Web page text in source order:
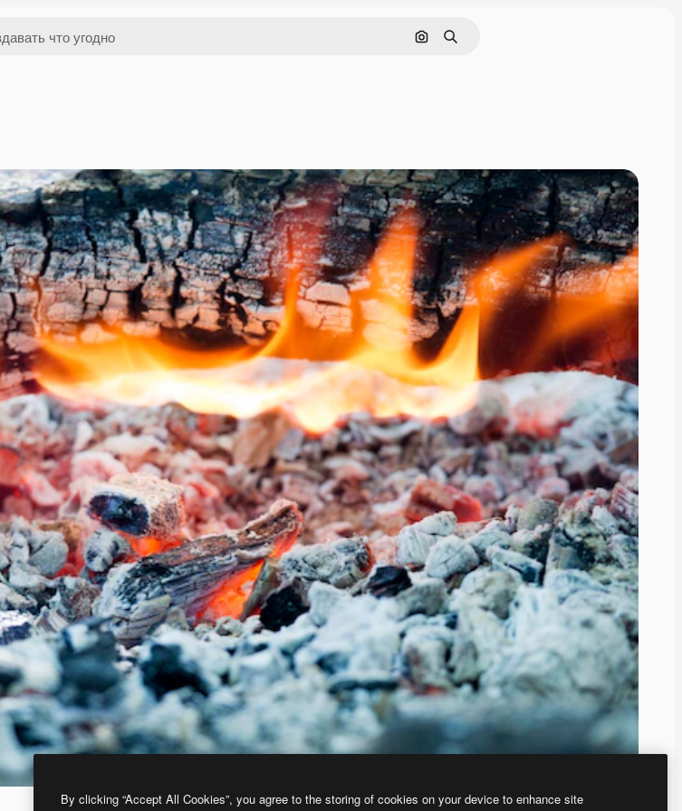
Поиск по изображению
Поиск
By clicking “Accept All Cookies”, you agree to the storing of cookies on your device to enhance site